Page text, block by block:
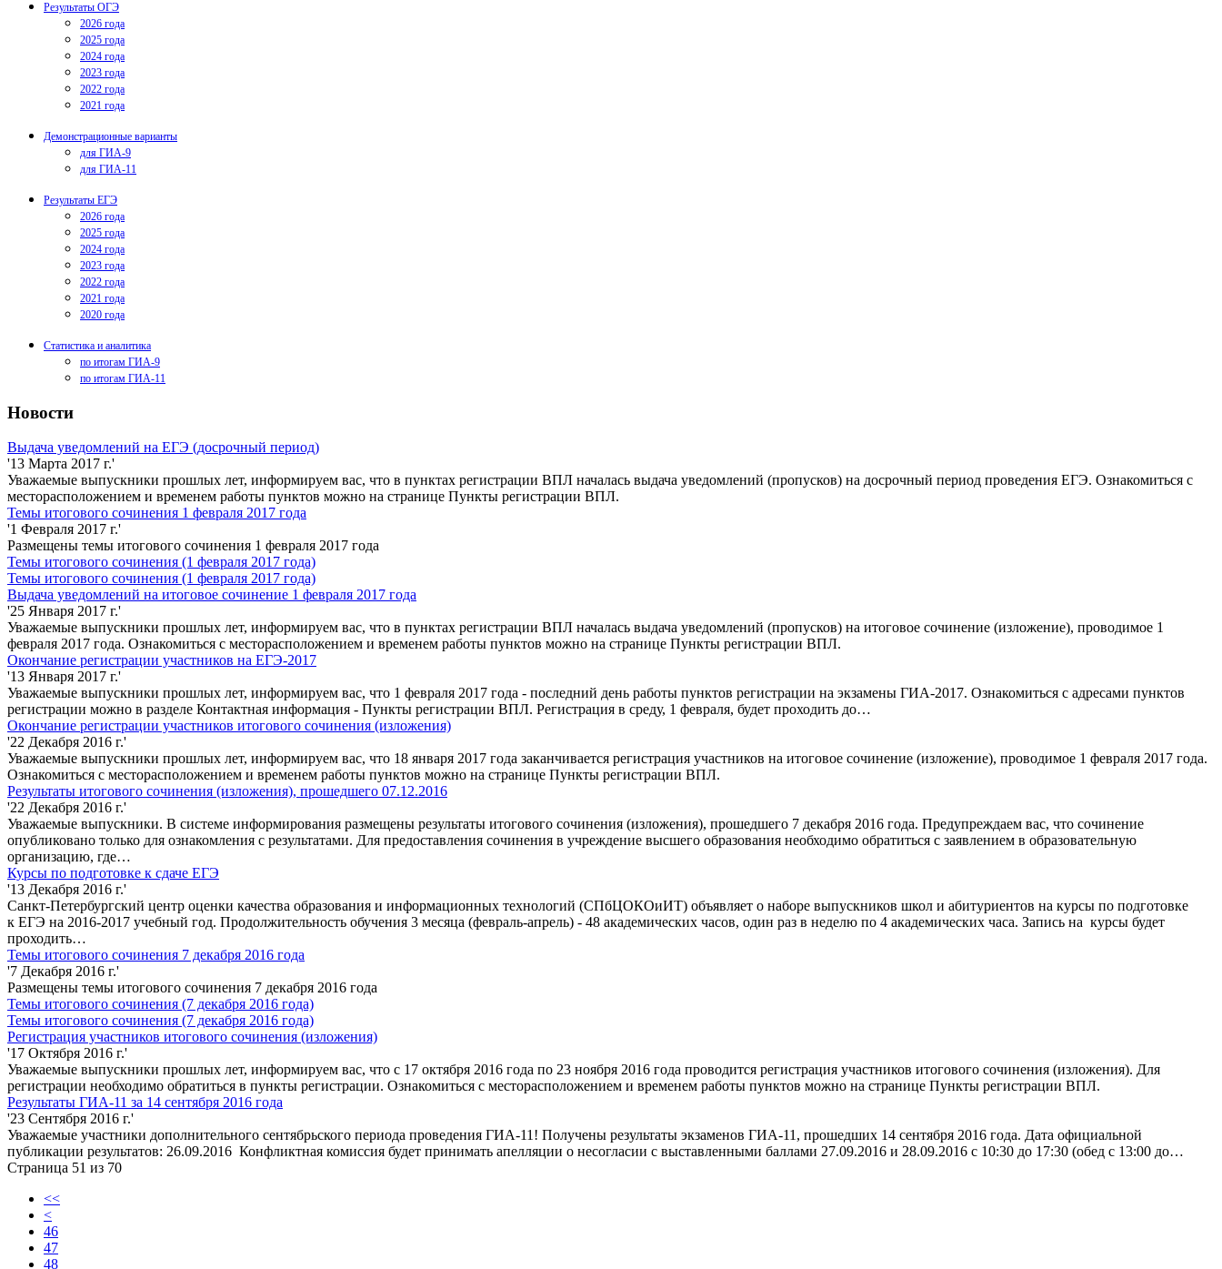
Результаты ОГЭ
2026 года
2025 года
2024 года
2023 года
2022 года
2021 года
Демонстрационные варианты
для ГИА-9
для ГИА-11
Результаты ЕГЭ
2026 года
2025 года
2024 года
2023 года
2022 года
2021 года
2020 года
Статистика и аналитика
по итогам ГИА-9
по итогам ГИА-11
Новости
Выдача уведомлений на ЕГЭ (досрочный период)
'13 Марта 2017 г.'
Уважаемые выпускники прошлых лет, информируем вас, что в пунктах регистрации ВПЛ началась выдача уведомлений (пропусков) на досрочный период проведения ЕГЭ. Ознакомиться с
месторасположением и временем работы пунктов можно на странице Пункты регистрации ВПЛ.
Темы итогового сочинения 1 февраля 2017 года
'1 Февраля 2017 г.'
Размещены темы итогового сочинения 1 февраля 2017 года
Темы итогового сочинения (1 февраля 2017 года)
Темы итогового сочинения (1 февраля 2017 года)
Выдача уведомлений на итоговое сочинение 1 февраля 2017 года
'25 Января 2017 г.'
Уважаемые выпускники прошлых лет, информируем вас, что в пунктах регистрации ВПЛ началась выдача уведомлений (пропусков) на итоговое сочинение (изложение), проводимое 1
февраля 2017 года. Ознакомиться с месторасположением и временем работы пунктов можно на странице Пункты регистрации ВПЛ.
Окончание регистрации участников на ЕГЭ-2017
'13 Января 2017 г.'
Уважаемые выпускники прошлых лет, информируем вас, что 1 февраля 2017 года - последний день работы пунктов регистрации на экзамены ГИА-2017. Ознакомиться с адресами пунктов
регистрации можно в разделе Контактная информация - Пункты регистрации ВПЛ. Регистрация в среду, 1 февраля, будет проходить до…
Окончание регистрации участников итогового сочинения (изложения)
'22 Декабря 2016 г.'
Уважаемые выпускники прошлых лет, информируем вас, что 18 января 2017 года заканчивается регистрация участников на итоговое сочинение (изложение), проводимое 1 февраля 2017 года.
Ознакомиться с месторасположением и временем работы пунктов можно на странице Пункты регистрации ВПЛ.
Результаты итогового сочинения (изложения), прошедшего 07.12.2016
'22 Декабря 2016 г.'
Уважаемые выпускники. В системе информирования размещены результаты итогового сочинения (изложения), прошедшего 7 декабря 2016 года. Предупреждаем вас, что сочинение
опубликовано только для ознакомления с результатами. Для предоставления сочинения в учреждение высшего образования необходимо обратиться с заявлением в образовательную
организацию, где…
Курсы по подготовке к сдаче ЕГЭ
'13 Декабря 2016 г.'
Санкт-Петербургский центр оценки качества образования и информационных технологий (СПбЦОКОиИТ) объявляет о наборе выпускников школ и абитуриентов на курсы по подготовке
к ЕГЭ на 2016-2017 учебный год. Продолжительность обучения 3 месяца (февраль-апрель) - 48 академических часов, один раз в неделю по 4 академических часа. Запись на курсы будет
проходить…
Темы итогового сочинения 7 декабря 2016 года
'7 Декабря 2016 г.'
Размещены темы итогового сочинения 7 декабря 2016 года
Темы итогового сочинения (7 декабря 2016 года)
Темы итогового сочинения (7 декабря 2016 года)
Регистрация участников итогового сочинения (изложения)
'17 Октября 2016 г.'
Уважаемые выпускники прошлых лет, информируем вас, что с 17 октября 2016 года по 23 ноября 2016 года проводится регистрация участников итогового сочинения (изложения). Для
регистрации необходимо обратиться в пункты регистрации. Ознакомиться с месторасположением и временем работы пунктов можно на странице Пункты регистрации ВПЛ.
Результаты ГИА-11 за 14 сентября 2016 года
'23 Сентября 2016 г.'
Уважаемые участники дополнительного сентябрьского периода проведения ГИА-11! Получены результаты экзаменов ГИА-11, прошедших 14 сентября 2016 года. Дата официальной
публикации результатов: 26.09.2016 Конфликтная комиссия будет принимать апелляции о несогласии с выставленными баллами 27.09.2016 и 28.09.2016 с 10:30 до 17:30 (обед с 13:00 до…
Страница 51 из 70
<<
<
46
47
48